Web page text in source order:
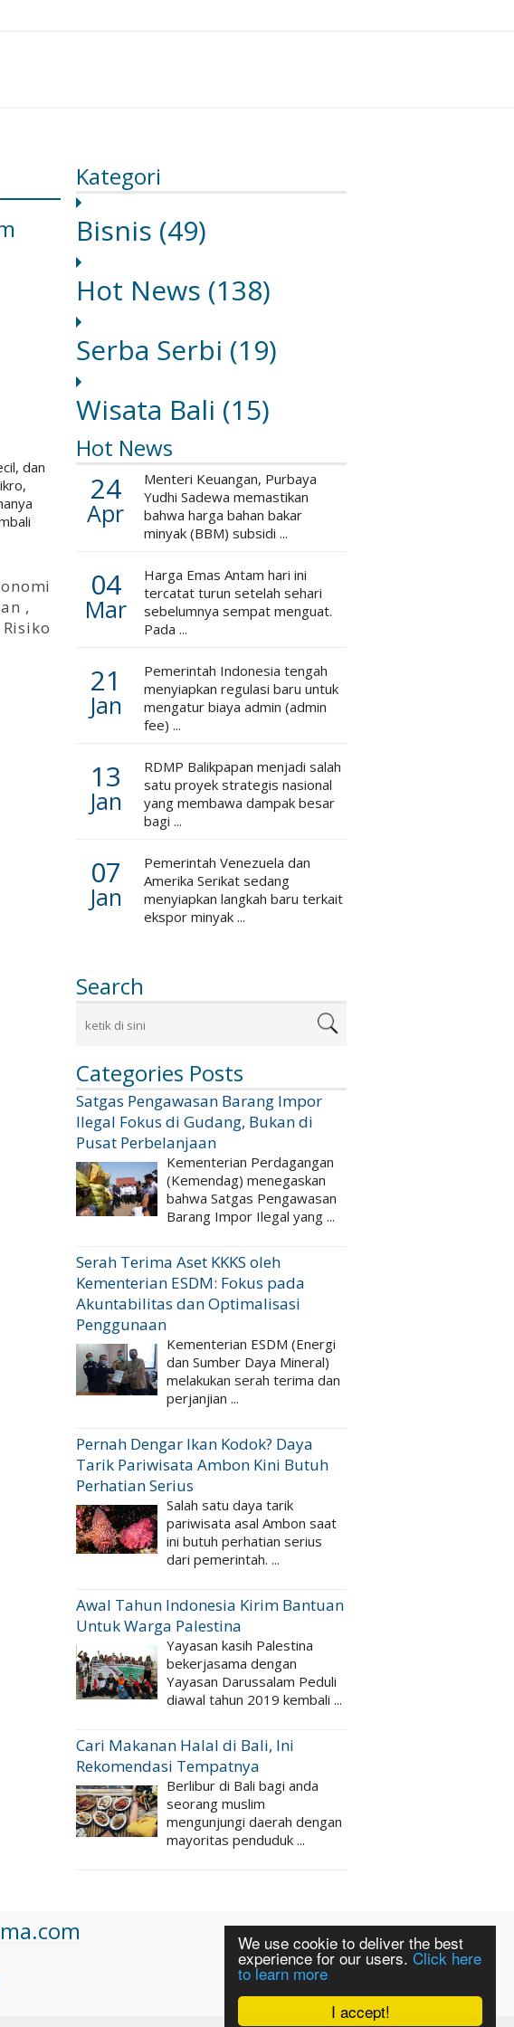
I accept!
We use cookie to deliver the best
experience for our users. Click here
to learn more
Kategori
Bisnis (49)
Hot News (138)
Serba Serbi (19)
Wisata Bali (15)
Hot News
24
Apr
Menteri Keuangan, Purbaya
Yudhi Sadewa memastikan
bahwa harga bahan bakar
minyak (BBM) subsidi ...
04
Mar
Harga Emas Antam hari ini
tercatat turun setelah sehari
sebelumnya sempat menguat.
Pada ...
21
Jan
Pemerintah Indonesia tengah
menyiapkan regulasi baru untuk
mengatur biaya admin (admin
fee) ...
13
Jan
RDMP Balikpapan menjadi salah
satu proyek strategis nasional
yang membawa dampak besar
bagi ...
07
Jan
Pemerintah Venezuela dan
Amerika Serikat sedang
menyiapkan langkah baru terkait
ekspor minyak ...
Search
Categories Posts
Satgas Pengawasan Barang Impor
Ilegal Fokus di Gudang, Bukan di
Pusat Perbelanjaan
Kementerian Perdagangan
(Kemendag) menegaskan
bahwa Satgas Pengawasan
Barang Impor Ilegal yang ...
Serah Terima Aset KKKS oleh
Kementerian ESDM: Fokus pada
Akuntabilitas dan Optimalisasi
Penggunaan
Kementerian ESDM (Energi
dan Sumber Daya Mineral)
melakukan serah terima dan
perjanjian ...
Pernah Dengar Ikan Kodok? Daya
Tarik Pariwisata Ambon Kini Butuh
Perhatian Serius
Salah satu daya tarik
pariwisata asal Ambon saat
ini butuh perhatian serius
dari pemerintah. ...
Awal Tahun Indonesia Kirim Bantuan
Untuk Warga Palestina
Yayasan kasih Palestina
bekerjasama dengan
Yayasan Darussalam Peduli
diawal tahun 2019 kembali ...
Cari Makanan Halal di Bali, Ini
Rekomendasi Tempatnya
Berlibur di Bali bagi anda
seorang muslim
mengunjungi daerah dengan
mayoritas penduduk ...
dan
,
Risiko